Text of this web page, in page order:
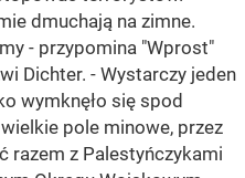
dmuchają na zimne.
- przypomina "Wprost"
Dichter. - Wystarczy jeden
wymknęło się spod
pole minowe, przez
razem z Palestyńczykami